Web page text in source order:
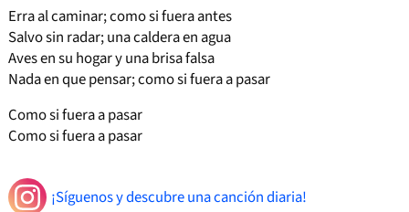
Erra al caminar; como si fuera antes
Salvo sin radar; una caldera en agua
Aves en su hogar y una brisa falsa
Nada en que pensar; como si fuera a pasar
Como si fuera a pasar
Como si fuera a pasar
¡Síguenos y descubre una canción diaria!